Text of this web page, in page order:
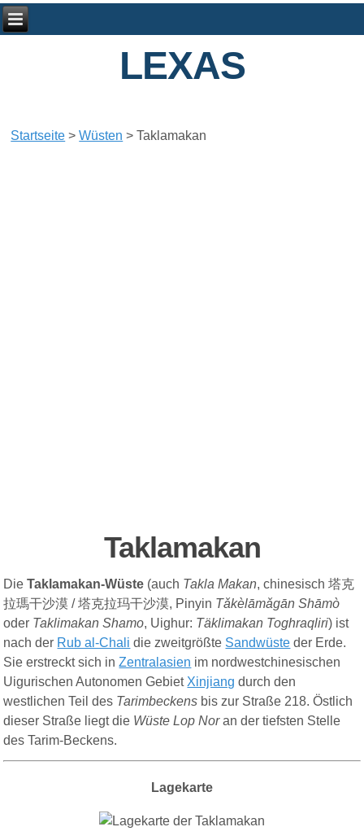
LEXAS
Startseite >Wüsten >Taklamakan
Taklamakan
DieTaklamakan-Wüste (auch Takla Makan, chinesisch 塔克
拉瑪干沙漠 /塔克拉玛干沙漠, Pinyin Tǎkèlāmǎgān Shāmò
oder Taklimakan Shamo, Uighur: Täklimakan Toghraqliri) ist
nach der Rub al-Chali die zweitgrößte Sandwüste der Erde.
Sie erstreckt sich inZentralasien im nordwestchinesischen
Uigurischen Autonomen GebietXinjiang durch den
westlichen Teil des Tarimbeckens bis zur Straße 218. Östlich
dieser Straße liegt die Wüste Lop Noran der tiefsten Stelle
des Tarim-Beckens.
Lagekarte